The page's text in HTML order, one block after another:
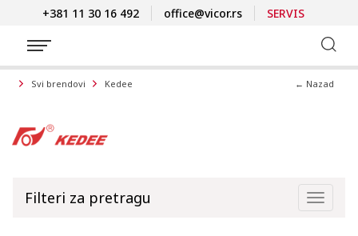
+381 11 30 16 492 office@vicor.rs SERVIS
Svi brendovi Kedee ← Nazad
Toggle
Filteri za pretragu